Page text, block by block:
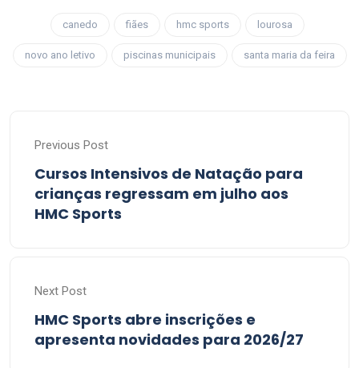
canedo fiães hmc sports lourosa
novo ano letivo piscinas municipais santa maria da feira
Previous Post
Cursos Intensivos de Natação para
crianças regressam em julho aos
HMC Sports
Next Post
HMC Sports abre inscrições e
apresenta novidades para 2026/27